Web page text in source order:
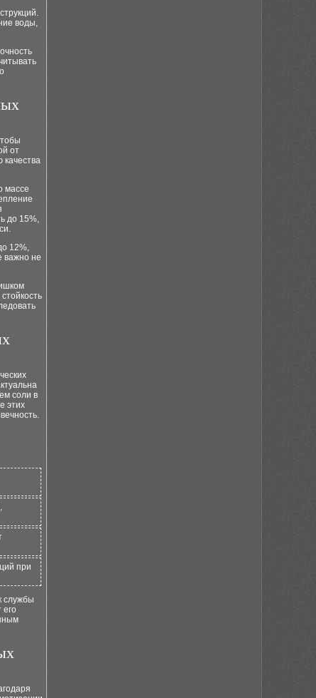
воды,
от
массе
до 15%,
12%,
важно не
соли в
этих
при
службы